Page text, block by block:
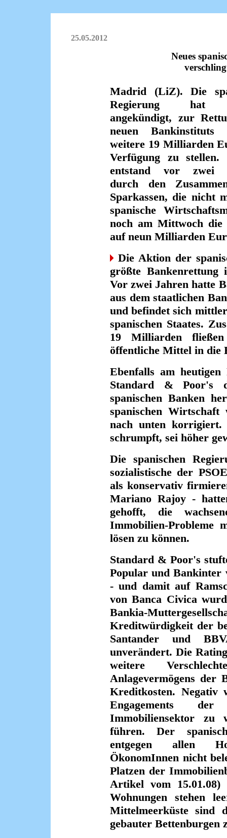
25.05.2012
Neues
Madrid (LiZ). Die
Regierung hat
angekündigt, zur
neuen Bankinstituts
weitere 19 Milliarden
Verfügung zu stellen.
entstand vor zwei
durch den
Sparkassen, die nicht
spanische
noch am Mittwoch die
auf neun Milliarden
Die Aktion der
größte Bankenrettung
Vor zwei Jahren hatte
aus dem staatlichen
und befindet sich
spanischen Staates.
19 Milliarden
öffentliche Mittel in die
Ebenfalls am
Standard & Poor's
spanischen Banken
spanischen
nach unten
schrumpft, sei höher
Die spanischen
sozialistische der
als konservativ
Mariano Rajoy -
gehofft, die
Immobilien-Probleme
lösen zu können.
Standard & Poor's
Popular und Bankinter
- und damit auf
von Banca Civica
Bankia-
Kreditwürdigkeit der
Santander und
unverändert. Die
weitere
Anlagevermögens der
Kreditkosten. Negativ
Engagements
Immobiliensektor zu
führen. Der
entgegen allen
ÖkonomInnen nicht
Platzen der
Artikel vom
Wohnungen stehen
Mittelmeerküste sind
gebauter Bettenburgen